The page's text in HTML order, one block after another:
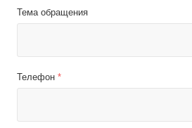
Тема обращения
Телефон *